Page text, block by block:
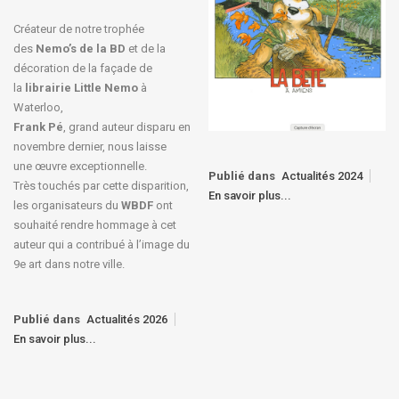
Créateur de notre trophée
des Nemo’s de la BD et de la
décoration de la façade de
la librairie Little Nemo à
Waterloo,
Frank Pé, grand auteur disparu en
novembre dernier, nous laisse
une œuvre exceptionnelle.
Très touchés par cette disparition,
les organisateurs du WBDF ont
souhaité rendre hommage à cet
auteur qui a contribué à l’image du
9e art dans notre ville.
Publié dans Actualités 2026
En savoir plus...
Publié dans Actualités 2024
En savoir plus...